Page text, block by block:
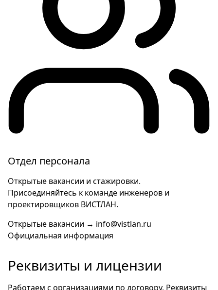
Отдел персонала
Открытые вакансии и стажировки.
Присоединяйтесь к команде инженеров и
проектировщиков ВИСТЛАН.
Открытые вакансии → info@vistlan.ru
Официальная информация
Реквизиты и лицензии
Работаем с организациями по договору. Реквизиты